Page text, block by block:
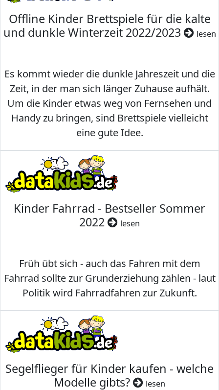
Offline Kinder Brettspiele für die kalte
und dunkle Winterzeit 2022/2023
lesen
Es kommt wieder die dunkle Jahreszeit und die
Zeit, in der man sich länger Zuhause aufhält.
Um die Kinder etwas weg von Fernsehen und
Handy zu bringen, sind Brettspiele vielleicht
eine gute Idee.
Kinder Fahrrad - Bestseller Sommer
2022
lesen
Früh übt sich - auch das Fahren mit dem
Fahrrad sollte zur Grunderziehung zählen - laut
Politik wird Fahrradfahren zur Zukunft.
Segelflieger für Kinder kaufen - welche
Modelle gibts?
lesen